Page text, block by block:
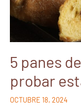
5 panes
probar
OCTUBRE 18, 2024